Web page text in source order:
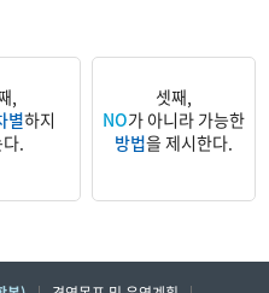
,
별하지
.
셋째,
NO가 아니라 가능한
방법을 제시한다.